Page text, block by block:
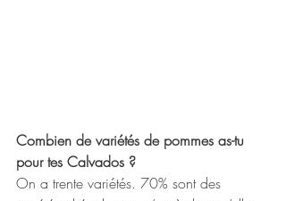
Combien de variétés de pommes as-tu
pour tes Calvados ?
On a trente variétés. 70% sont des